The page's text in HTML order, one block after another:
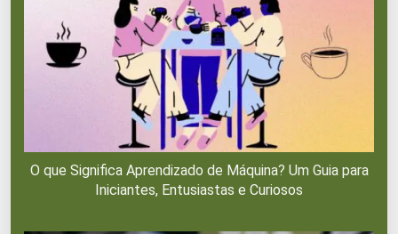
O que Significa Aprendizado de Máquina? Um Guia para
Iniciantes, Entusiastas e Curiosos